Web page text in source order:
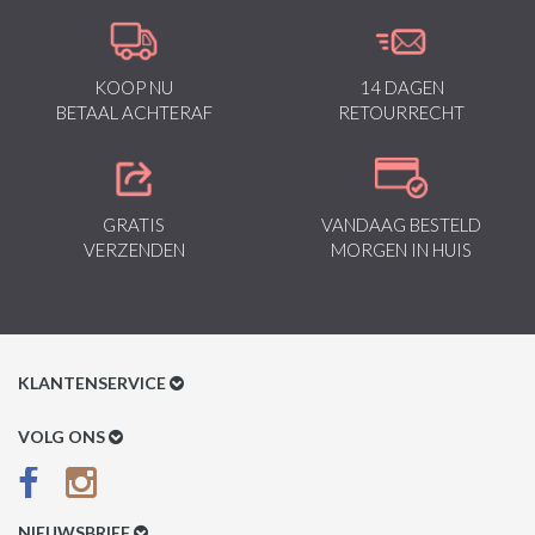
KOOP NU
BETAAL ACHTERAF
14 DAGEN
RETOURRECHT
GRATIS
VERZENDEN
VANDAAG BESTELD
MORGEN IN HUIS
KLANTENSERVICE
Klantenservice
Betaalmethoden
VOLG ONS